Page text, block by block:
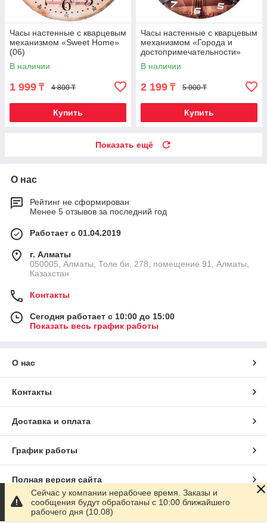
Часы настенные с кварцевым
механизмом «Sweet Home»
(06)
В наличии
1 999 ₸ 4 800 ₸
Купить
Часы настенные с кварцевым
механизмом «Города и
достопримечательности»
("Байтерек")
В наличии
2 199 ₸ 5 000 ₸
Купить
Показать ещё
О нас
Рейтинг не сформирован
Менее 5 отзывов за последний год
Работает с 01.04.2019
г. Алматы
050005, Алматы, Толе би, 278, помещение 91, Алматы,
Казахстан
Контакты
Сегодня работает с 10:00 до 15:00
Показать весь график работы
О нас
Контакты
Доставка и оплата
График работы
Полная версия сайта
Сайт создан на маркетплейсе
Сейчас у компании нерабочее время. Заказы и
сообщения будут обработаны с 10:00 ближайшего
рабочего дня (10.08)